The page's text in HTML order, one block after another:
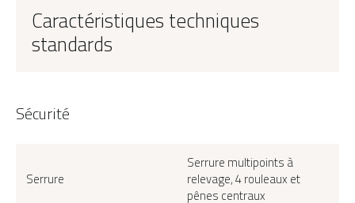
Caractéristiques techniques
standards
Sécurité
Serrure
Serrure multipoints à
relevage, 4 rouleaux et
pênes centraux